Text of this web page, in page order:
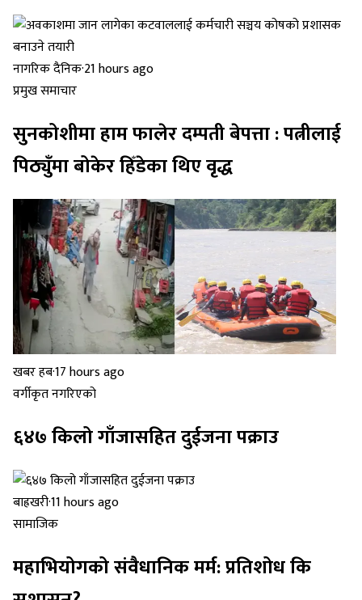
नागरिक दैनिक·21 hours ago
प्रमुख समाचार
सुनकोशीमा हाम फालेर दम्पती बेपत्ता : पत्नीलाई
पिठ्युँमा बोकेर हिँडेका थिए वृद्ध
खबर हब·17 hours ago
वर्गीकृत नगरिएको
६४७ किलो गाँजासहित दुईजना पक्राउ
बाह्रखरी·11 hours ago
सामाजिक
महाभियोगको संवैधानिक मर्म: प्रतिशोध कि